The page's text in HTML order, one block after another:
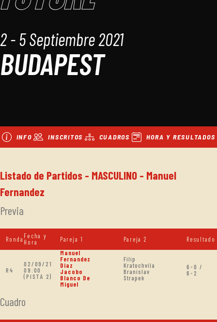
2 - 5 Septiembre 2021
BUDAPEST
INFO INSCRITOS CUADROS HORA Y RESULTADOS
Listado de Partidos - MASCULINO - Manuel
Fernandez
Previa
Ronda Fecha y
Hora
Pareja 1 Pareja 2 Resultado
R4
02/09/21
09:00
(PISTA 2)
Manuel
Fernandez
Diaz
Jacobo
Blanco De
Miguel
Filip
Kratochvíla
Branislav
Strapek
6-0 /
6-2
Cuadro